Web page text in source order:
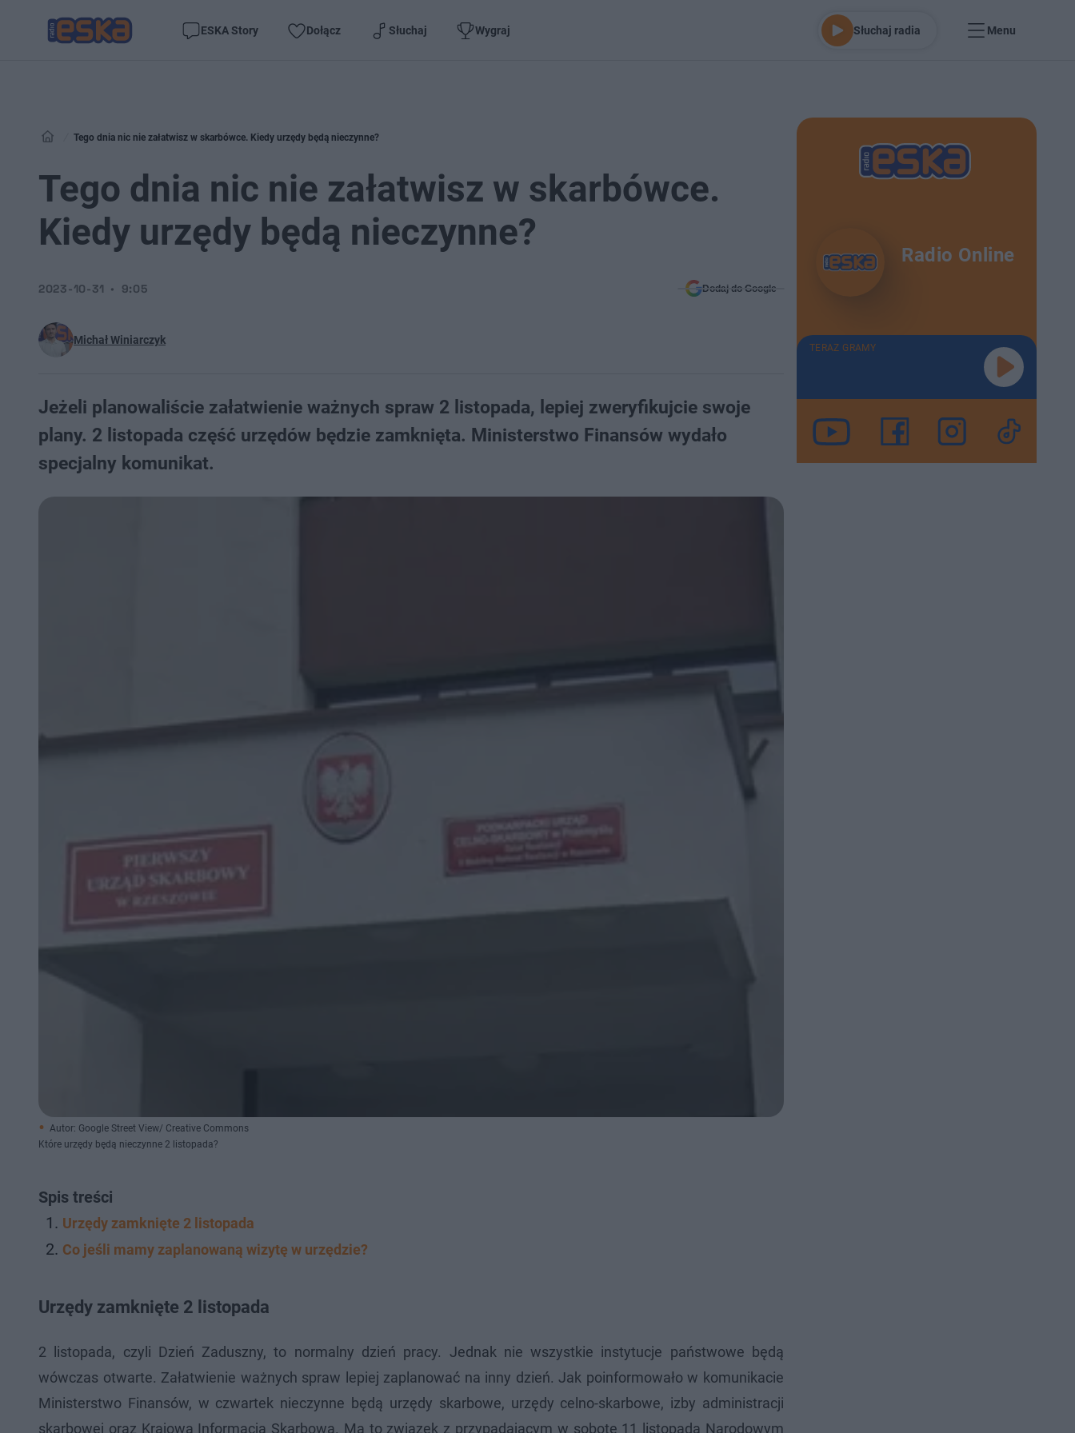
ESKA Story Dołącz Słuchaj Wygraj Słuchaj radia Menu
Tego dnia nic nie załatwisz w skarbówce. Kiedy urzędy będą nieczynne?
Tego dnia nic nie załatwisz w skarbówce.
Kiedy urzędy będą nieczynne?
Michał Winiarczyk
2023-10-31 9:05 Dodaj do Google
Jeżeli planowaliście załatwienie ważnych spraw 2 listopada, lepiej zweryfikujcie swoje
plany. 2 listopada część urzędów będzie zamknięta. Ministerstwo Finansów wydało
specjalny komunikat.
Autor: Google Street View/ Creative Commons
Które urzędy będą nieczynne 2 listopada?
Spis treści
Urzędy zamknięte 2 listopada
Co jeśli mamy zaplanowaną wizytę w urzędzie?
Urzędy zamknięte 2 listopada
2 listopada, czyli Dzień Zaduszny, to normalny dzień pracy. Jednak nie wszystkie instytucje państwowe będą
wówczas otwarte. Załatwienie ważnych spraw lepiej zaplanować na inny dzień. Jak poinformowało w komunikacie
Ministerstwo Finansów, w czwartek nieczynne będą urzędy skarbowe, urzędy celno-skarbowe, izby administracji
skarbowej oraz Krajowa Informacja Skarbowa. Ma to związek z przypadającym w sobotę 11 listopada Narodowym
Radio Online
TERAZ GRAMY